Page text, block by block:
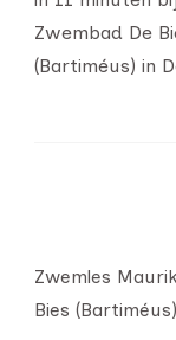
Zwembad De
(Bartiméus) in
Zwemles
Bies